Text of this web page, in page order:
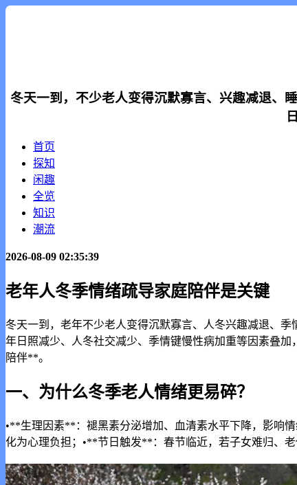
冬天一到，不少老人变得沉默寡言、兴趣减退、
首页
探知
闲趣
全览
知识
潮流
2026-08-09 02:35:39
老年人冬季情绪疏导家庭陪伴是关键
冬天一到，老年不少老人变得沉默寡言、人冬兴趣减退、季
年日照减少、人冬社交减少、季情键慢性病加重等因素叠加
陪伴**。
一、为什么冬季老人情绪更易碎？
•**生理因素**：褪黑素分泌增加、血清素水平下降，影响
化为心理负担；•**节日触发**：春节临近，若子女难归、